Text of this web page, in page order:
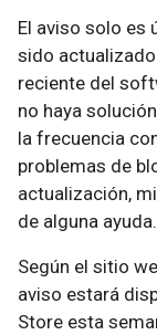
El aviso solo es
sido
reciente del
no haya
la frecuencia
problemas de
actualización,
de alguna ayuda.
Según el sitio
aviso estará
Store esta